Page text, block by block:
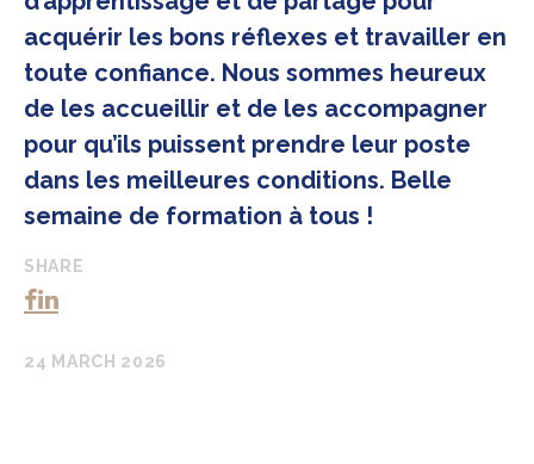
acquérir les bons réflexes et travailler en
toute confiance. Nous sommes heureux
de les accueillir et de les accompagner
pour qu’ils puissent prendre leur poste
dans les meilleures conditions. Belle
semaine de formation à tous !
SHARE
24 MARCH 2026